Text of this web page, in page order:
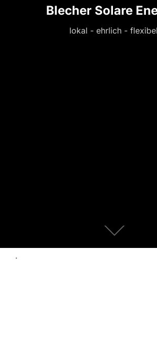
Blecher Solare
lokal - ehrlich - flexibel
Zum
Inhalt
.